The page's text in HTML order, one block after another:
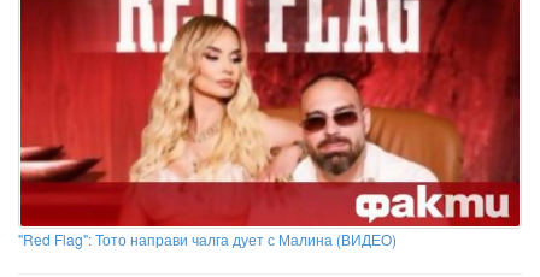
"Red Flag": Тото направи чалга дует с Малина (ВИДЕО)